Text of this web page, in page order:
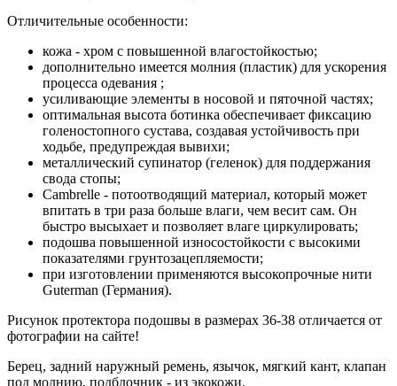
Отличительные особенности:
кожа - хром с повышенной влагостойкостью;
дополнительно имеется молния (пластик) для ускорения
процесса одевания ;
усиливающие элементы в носовой и пяточной частях;
оптимальная высота ботинка обеспечивает фиксацию
голеностопного сустава, создавая устойчивость при
ходьбе, предупреждая вывихи;
металлический супинатор (геленок) для поддержания
свода стопы;
Cambrelle - потоотводящий материал, который может
впитать в три раза больше влаги, чем весит сам. Он
быстро высыхает и позволяет влаге циркулировать;
подошва повышенной износостойкости с высокими
показателями грунтозацепляемости;
при изготовлении применяются высокопрочные нити
Guterman (Германия).
Рисунок протектора подошвы в размерах 36-38 отличается от
фотографии на сайте!
Берец, задний наружный ремень, язычок, мягкий кант, клапан
под молнию, подблочник - из экокожи.